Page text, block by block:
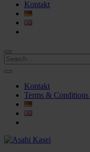
Kontakt
Kontakt
Terms &